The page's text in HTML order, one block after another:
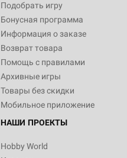
Подобрать игру
Бонусная программа
Информация о заказе
Возврат товара
Помощь с правилами
Архивные игры
Товары без скидки
Мобильное приложение
НАШИ ПРОЕКТЫ
Hobby World